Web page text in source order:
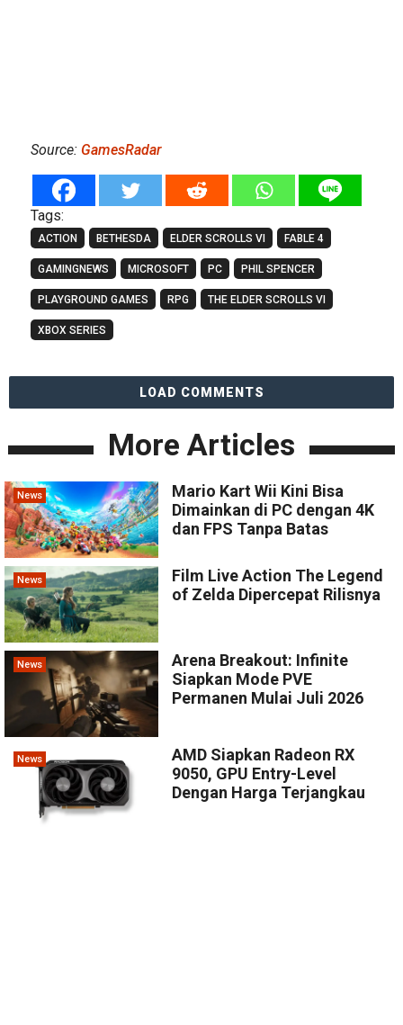
Source: GamesRadar
Tags:
ACTION BETHESDA ELDER SCROLLS VI FABLE 4
GAMINGNEWS MICROSOFT PC PHIL SPENCER
PLAYGROUND GAMES RPG THE ELDER SCROLLS VI
XBOX SERIES
LOAD COMMENTS
More Articles
News
Mario Kart Wii Kini Bisa
Dimainkan di PC dengan 4K
dan FPS Tanpa Batas
News
Film Live Action The Legend
of Zelda Dipercepat Rilisnya
News
Arena Breakout: Infinite
Siapkan Mode PVE
Permanen Mulai Juli 2026
News
AMD Siapkan Radeon RX
9050, GPU Entry-Level
Dengan Harga Terjangkau